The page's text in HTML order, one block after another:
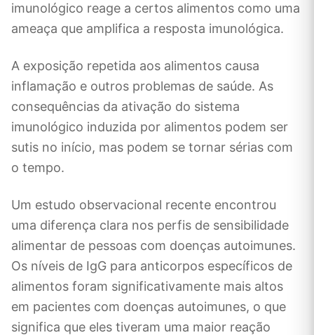
imunológico reage a certos alimentos como uma
ameaça que amplifica a resposta imunológica.
A exposição repetida aos alimentos causa
inflamação e outros problemas de saúde. As
consequências da ativação do sistema
imunológico induzida por alimentos podem ser
sutis no início, mas podem se tornar sérias com
o tempo.
Um estudo observacional recente encontrou
uma diferença clara nos perfis de sensibilidade
alimentar de pessoas com doenças autoimunes.
Os níveis de IgG para anticorpos específicos de
alimentos foram significativamente mais altos
em pacientes com doenças autoimunes, o que
significa que eles tiveram uma maior reação